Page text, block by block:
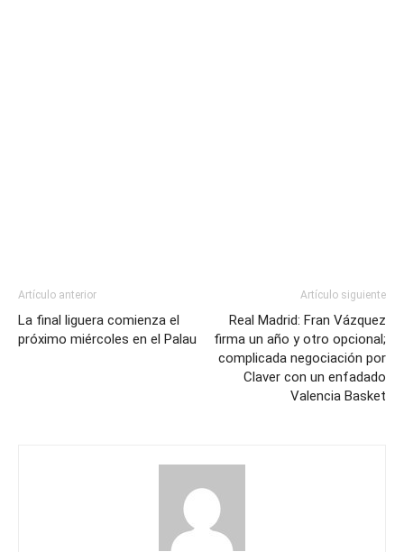
Artículo anterior
La final liguera comienza el
próximo miércoles en el Palau
Artículo siguiente
Real Madrid: Fran Vázquez
firma un año y otro opcional;
complicada negociación por
Claver con un enfadado
Valencia Basket